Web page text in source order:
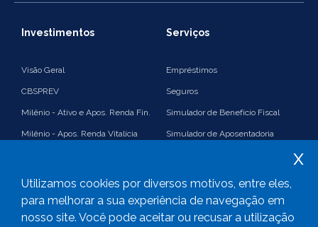
Investimentos
Visão Geral
CBSPREV
Milênio - Ativo e Apos. Renda Fin.
Milênio - Apos. Renda Vitalícia
PGA
Consolidado
Serviços
Empréstimos
Seguros
Simulador de Benefício Fiscal
Simulador de Aposentadoria
Fiscal
x
Utilizamos cookies por diversos motivos, entre eles,
para melhorar a sua experiência de navegação em
nosso site. Você pode aceitar ou recusar a utilização